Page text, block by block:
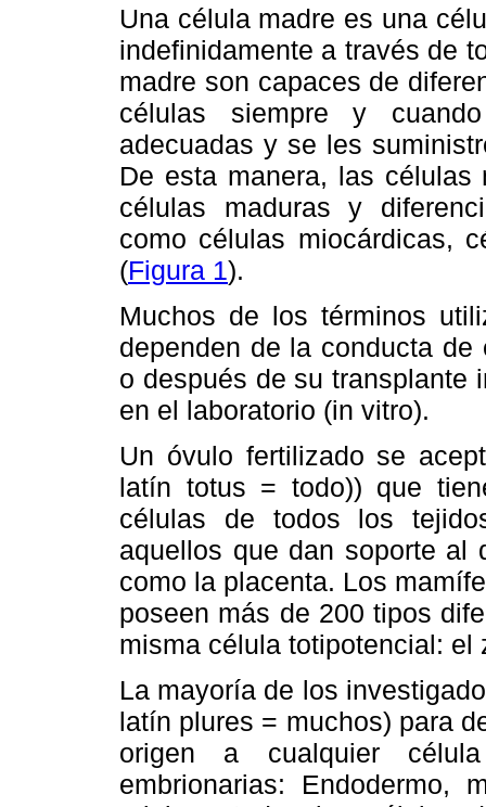
Una célula madre es una
indefinidamente a través de
madre son capaces de
células siempre y
adecuadas y se les
De esta manera, las
células maduras y
como células miocárdicas,
(Figura 1).
Muchos de los términos
dependen de la conducta
o después de su transplante
en el laboratorio (in vitro).
Un óvulo fertilizado se
latín totus = todo)) que
células de todos los
aquellos que dan soporte al
como la placenta. Los
poseen más de 200 tipos
misma célula totipotencial: el
La mayoría de los
latín plures = muchos) para
origen a cualquier
embrionarias: Endodermo,